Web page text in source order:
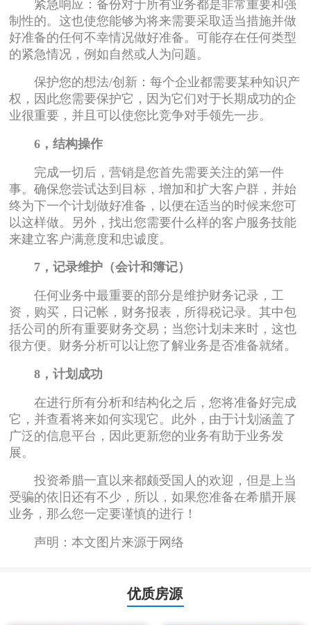
紧急响应：备份对于所有业务都是非常重要和强
制性的。这也使您能够为将来需要采取适当措施并做
好准备的任何不幸情况做好准备。可能存在任何类型
的紧急情况，例如自然或人为问题。
保护您的想法/创新：每个企业都需要某种知识产
权，因此您需要保护它，因为它们对于长期成功的企
业很重要，并且可以使您比竞争对手领先一步。
6，结构操作
完成一切后，营销是您首先需要关注的第一件
事。确保您尝试达到目标，增加和扩大客户群，并始
终为下一个计划做好准备，以便在适当的时候来您可
以这样做。另外，找出您需要什么样的客户服务技能
来建立客户满意度和忠诚度。
7，记录维护（会计和簿记）
任何业务中最重要的部分是维护财务记录，工
资，购买，日记帐，财务报表，所得税记录。其中包
括公司的所有重要财务交易；当您计划未来时，这也
很方便。财务分析可以让您了解业务是否准备就绪。
8，计划成功
在进行所有分析和结构化之后，您将准备好完成
它，并查看将来如何实现它。此外，由于计划涵盖了
广泛的信息平台，因此更新您的业务有助于业务发
展。
投资希腊一直以来都颇受国人的欢迎，但是上当
受骗的依旧还有不少，所以，如果您准备在希腊开展
业务，那么您一定要谨慎的进行！
声明：本文图片来源于网络
优质房源